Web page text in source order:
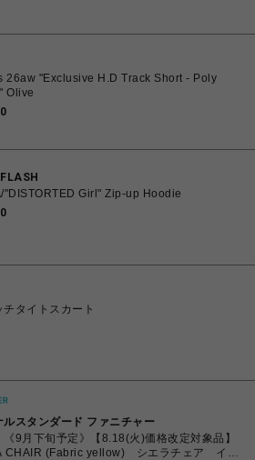
26aw "Exclusive H.D Track Short - Poly
Olive
"DISTORTED Girl" Zip-up Hoodie
チタイトスカート
ルスタンダード ファニチャー
《9月下旬予定》【8.18(火)価格改定対象品】
CHAIR (Fabric yellow) シエラチェア イエ